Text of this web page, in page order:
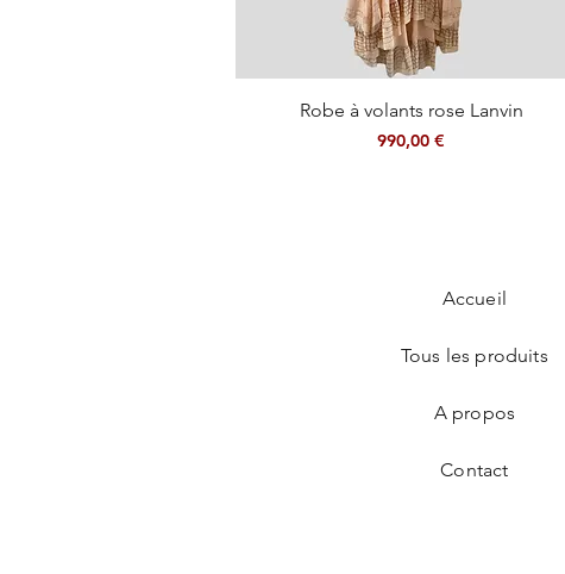
Aperçu rapide
Robe à volants rose Lanvin
Prix
990,00 €
Accueil
Tous les produits
A propos
Contact